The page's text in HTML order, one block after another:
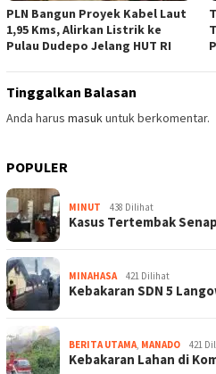
PLN Bangun Proyek Kabel Laut
1,95 Kms, Alirkan Listrik ke
Pulau Dudepo Jelang HUT RI
Tinggalkan Balasan
Anda harus masukuntuk berkomentar.
POPULER
MINUT 438 Dilihat
Kasus Tertembak
MINAHASA 421 Dilihat
Kebakaran SDN 5
BERITA UTAMA, MANADO 421
Kebakaran Lahan di